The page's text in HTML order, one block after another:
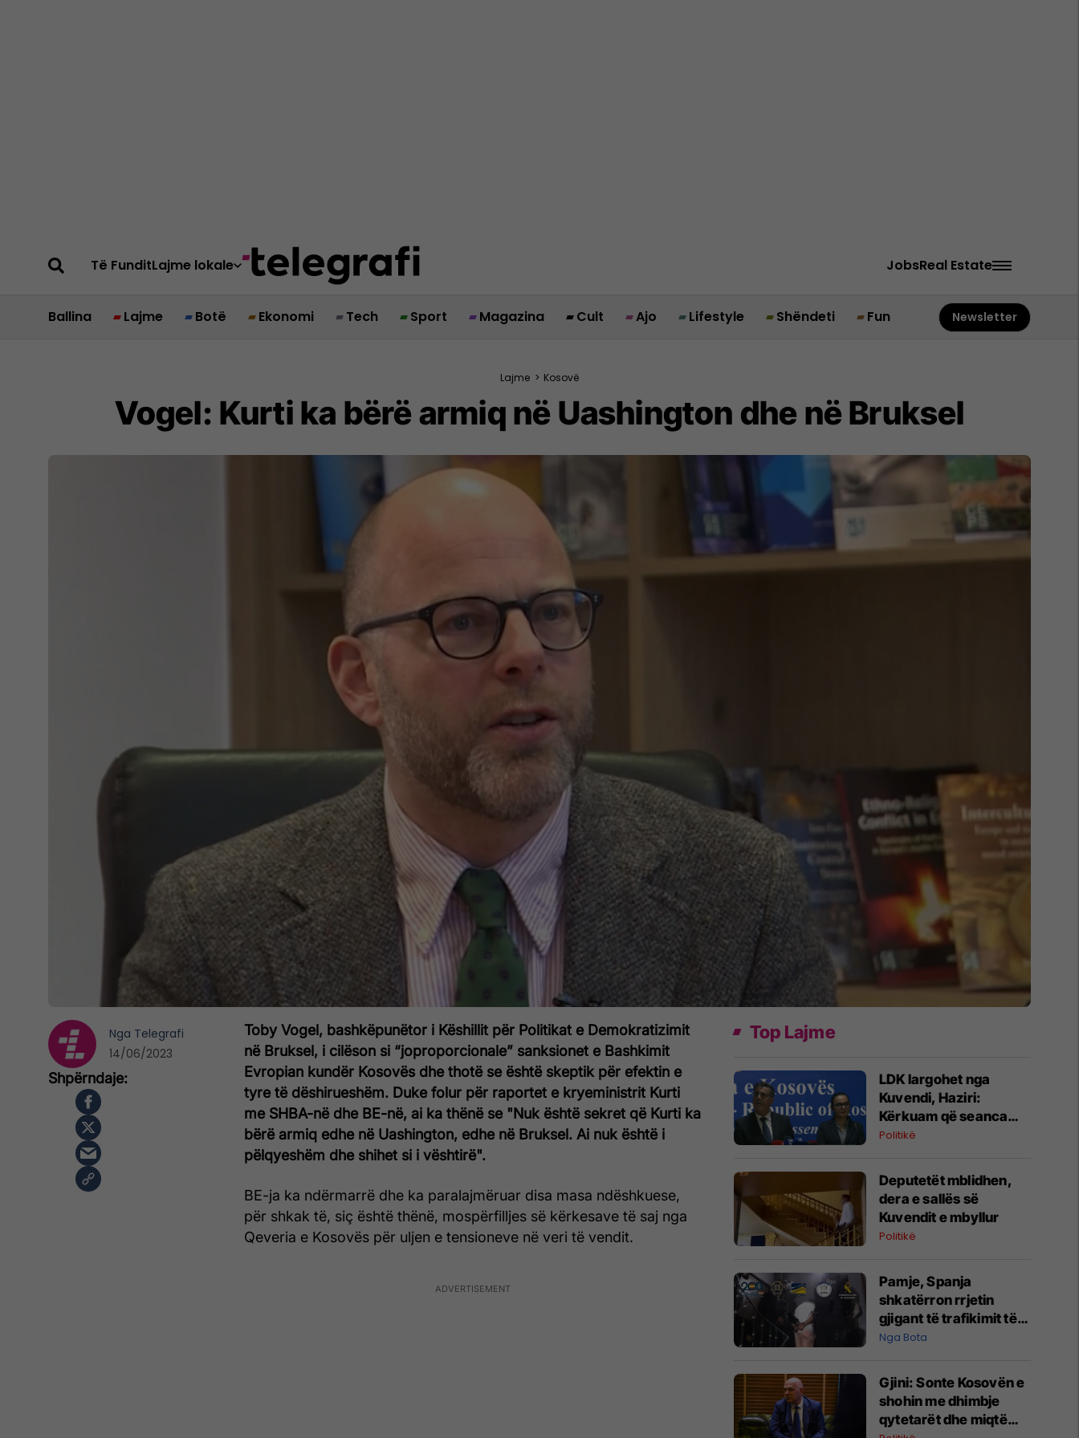
Të FunditLajme lokale JobsReal Estate
Ballina Lajme Botë Ekonomi Tech Sport Magazina Cult Ajo Lifestyle Shëndeti Fun Newsletter
Lajme > Kosovë
Vogel: Kurti ka bërë armiq në Uashington dhe në Bruksel
Toby Vogel, bashkëpunëtor i Këshillit për Politikat e Demokratizimit
në Bruksel, i cilëson si “joproporcionale” sanksionet e Bashkimit
Evropian kundër Kosovës dhe thotë se është skeptik për efektin e
tyre të dëshirueshëm. Duke folur për raportet e kryeministrit Kurti
me SHBA-në dhe BE-në, ai ka thënë se "Nuk është sekret që Kurti ka
bërë armiq edhe në Uashington, edhe në Bruksel. Ai nuk është i
pëlqyeshëm dhe shihet si i vështirë".
BE-ja ka ndërmarrë dhe ka paralajmëruar disa masa ndëshkuese,
për shkak të, siç është thënë, mospërfilljes së kërkesave të saj nga
Qeveria e Kosovës për uljen e tensioneve në veri të vendit.
Nga Telegrafi
14/06/2023
Top Lajme
LDK largohet nga
Kuvendi, Haziri:
Kërkuam që seanca
konstituive të mbahet
Politikë
Deputetët mblidhen,
dera e sallës së
Kuvendit e mbyllur
Politikë
Pamje, Spanja
shkatërron rrjetin
gjigant të trafikimit të
emigrantëve dhe
Nga Bota
Gjini: Sonte Kosovën e
shohin me dhimbje
qytetarët dhe miqtë